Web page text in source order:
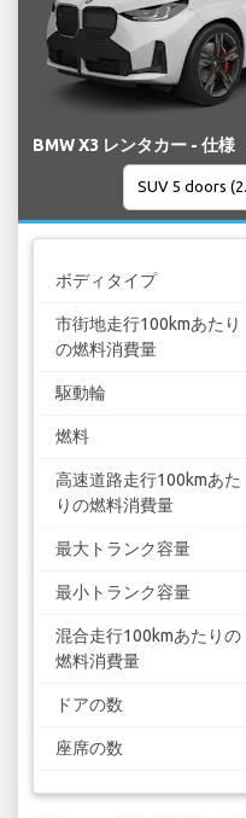
BMW X3 レンタカー - 仕様
ボディタイプ
市街地走行100kmあたり
の燃料消費量
駆動輪
燃料
高速道路走行100kmあた
りの燃料消費量
最大トランク容量
最小トランク容量
混合走行100kmあたりの
燃料消費量
ドアの数
座席の数